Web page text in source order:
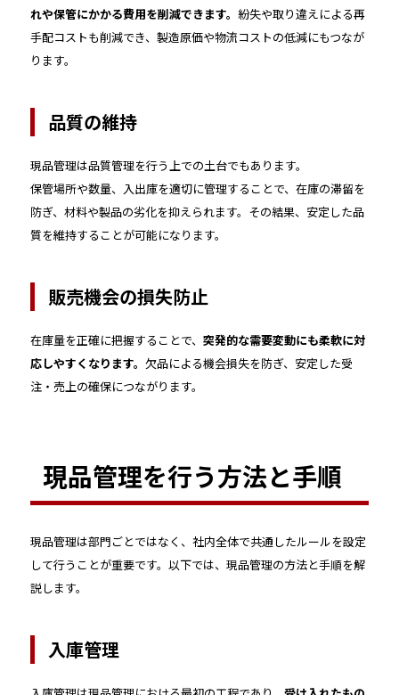
れや保管にかかる費用を削減できます。 紛失や取り違えによる再
手配コストも削減でき、製造原価や物流コストの低減にもつなが
ります。
品質の維持
現品管理は品質管理を行う上での土台でもあります。
保管場所や数量、入出庫を適切に管理することで、在庫の滞留を
防ぎ、材料や製品の劣化を抑えられます。その結果、安定した品
質を維持することが可能になります。
販売機会の損失防止
在庫量を正確に把握することで、 突発的な需要変動にも柔軟に対
応しやすくなります。 欠品による機会損失を防ぎ、安定した受
注・売上の確保につながります。
現品管理を行う方法と手順
現品管理は部門ごとではなく、社内全体で共通したルールを設定
して行うことが重要です。以下では、現品管理の方法と手順を解
説します。
入庫管理